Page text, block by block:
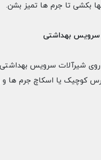
بکشی تا جرم ها تمیز بشن.
سرویس بهداشتی
روی شیرآلات سرویس
کوچیک یا اسکاچ جرم ها